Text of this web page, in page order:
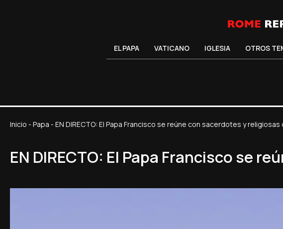
EL PAPA VATICANO IGLESIA OTROS
Inicio - Papa - EN DIRECTO: El Papa Francisco se reúne con sacerdotes y religiosas
EN DIRECTO: El Papa Francisco se